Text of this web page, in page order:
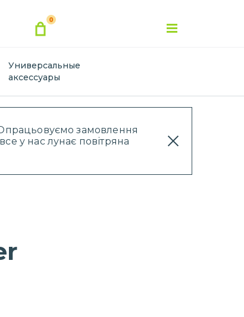
замовлення
у нас лунає повітряна
0
Универсальные
аксессуары